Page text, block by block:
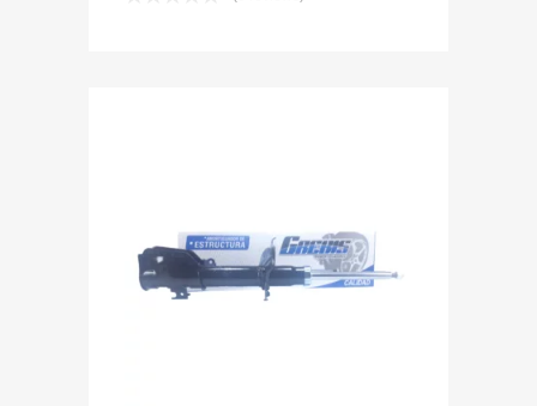
Add to Wishlist
Add to Compare